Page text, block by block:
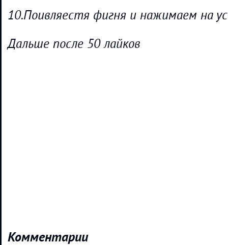
10.Поивляестя фигня и нажимаем на
Дальше после 50 лайков
Комментарии